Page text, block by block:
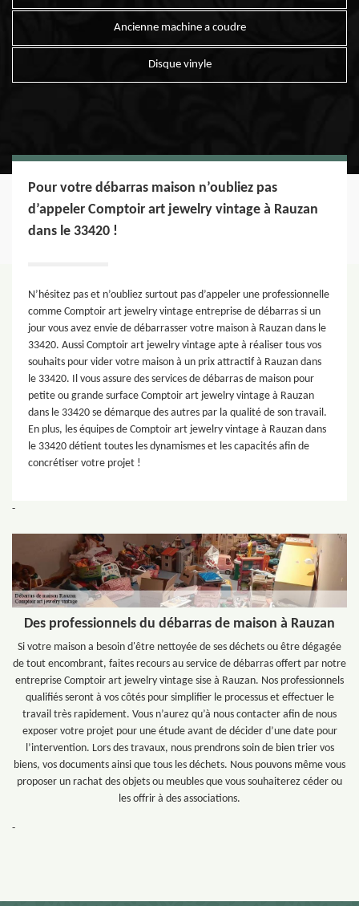
Ancienne machine a coudre
Disque vinyle
Pour votre débarras maison n’oubliez pas
d’appeler Comptoir art jewelry vintage à Rauzan
dans le 33420 !
N’hésitez pas et n’oubliez surtout pas d’appeler une professionnelle
comme Comptoir art jewelry vintage entreprise de débarras si un
jour vous avez envie de débarrasser votre maison à Rauzan dans le
33420. Aussi Comptoir art jewelry vintage apte à réaliser tous vos
souhaits pour vider votre maison à un prix attractif à Rauzan dans
le 33420. Il vous assure des services de débarras de maison pour
petite ou grande surface Comptoir art jewelry vintage à Rauzan
dans le 33420 se démarque des autres par la qualité de son travail.
En plus, les équipes de Comptoir art jewelry vintage à Rauzan dans
le 33420 détient toutes les dynamismes et les capacités afin de
concrétiser votre projet !
-
Des professionnels du débarras de maison à Rauzan
Si votre maison a besoin d'être nettoyée de ses déchets ou être dégagée
de tout encombrant, faites recours au service de débarras offert par notre
entreprise Comptoir art jewelry vintage sise à Rauzan. Nos professionnels
qualifiés seront à vos côtés pour simplifier le processus et effectuer le
travail très rapidement. Vous n’aurez qu’à nous contacter afin de nous
exposer votre projet pour une étude avant de décider d’une date pour
l’intervention. Lors des travaux, nous prendrons soin de bien trier vos
biens, vos documents ainsi que tous les déchets. Nous pouvons même vous
proposer un rachat des objets ou meubles que vous souhaiterez céder ou
les offrir à des associations.
-